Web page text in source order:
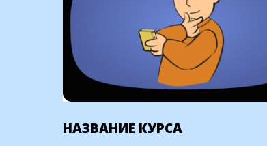
НАЗВАНИЕ КУРСА